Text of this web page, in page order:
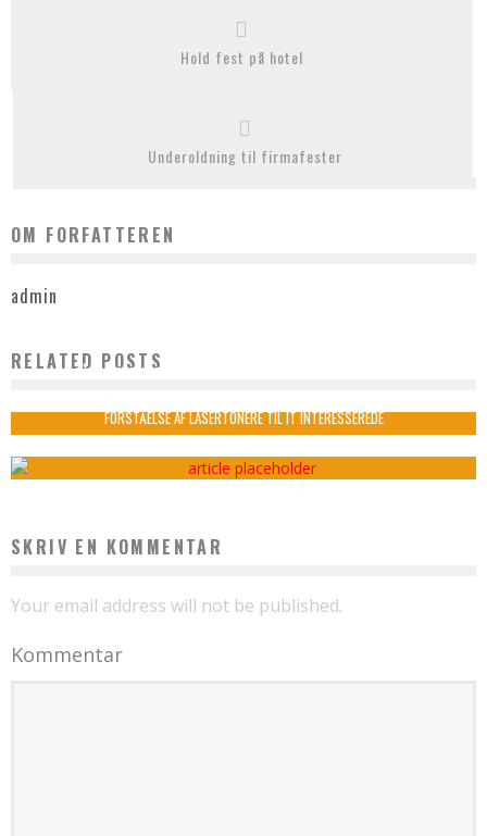
Hold fest på hotel
Underoldning til firmafester
OM FORFATTEREN
admin
RELATED POSTS
FÅ SUCCESFULD MARKEDSFØRING MED LINKEDIN ANNONCERING
FORSTÅELSE AF LASERTONERE TIL IT INTERESSEREDE
SKRIV EN KOMMENTAR
Your email address will not be published.
Kommentar